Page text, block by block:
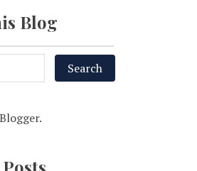
Blog
Blogger.